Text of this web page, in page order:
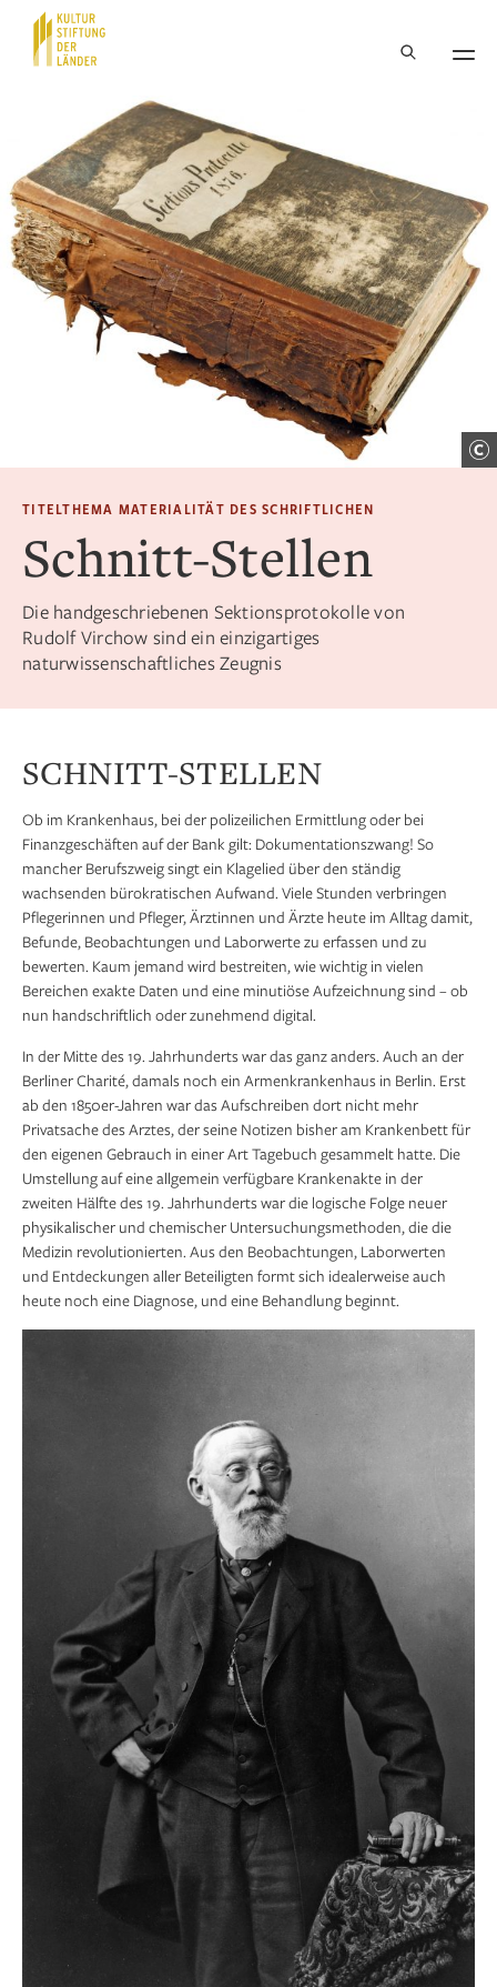
Hauptnavigation
TITELTHEMA MATERIALITÄT DES SCHRIFTLICHEN
Schnitt-Stellen
Die handgeschriebenen Sektions­protokolle von
Rudolf Virchow sind ein einzigartiges
naturwissenschaftliches Zeugnis
SCHNITT-STELLEN
Ob im Krankenhaus, bei der polizeilichen Ermittlung oder bei
Finanzgeschäften auf der Bank gilt: Dokumentationszwang! So
mancher Berufszweig singt ein Klagelied über den ständig
wachsenden bürokratischen Aufwand. Viele Stunden verbringen
Pflegerinnen und Pfleger, Ärztinnen und Ärzte heute im Alltag damit,
Befunde, Beobachtungen und Laborwerte zu erfassen und zu
bewerten. Kaum jemand wird bestreiten, wie wichtig in vielen
Bereichen exakte Daten und eine minutiöse Aufzeichnung sind – ob
nun handschriftlich oder zunehmend digital.
In der Mitte des 19. Jahrhunderts war das ganz anders. Auch an der
Berliner Charité, damals noch ein Armenkrankenhaus in Berlin. Erst
ab den 1850er-Jahren war das Aufschreiben dort nicht mehr
Privatsache des Arztes, der seine Notizen bisher am Krankenbett für
den eigenen Gebrauch in einer Art Tagebuch gesammelt hatte. Die
Umstellung auf eine allgemein verfügbare Krankenakte in der
zweiten Hälfte des 19. Jahrhunderts war die logische Folge neuer
physikalischer und chemischer Untersuchungsmethoden, die die
Medizin revolutionierten. Aus den Beobachtungen, Laborwerten
und Entdeckungen aller Beteiligten formt sich idealerweise auch
heute noch eine Diagnose, und eine Behandlung beginnt.